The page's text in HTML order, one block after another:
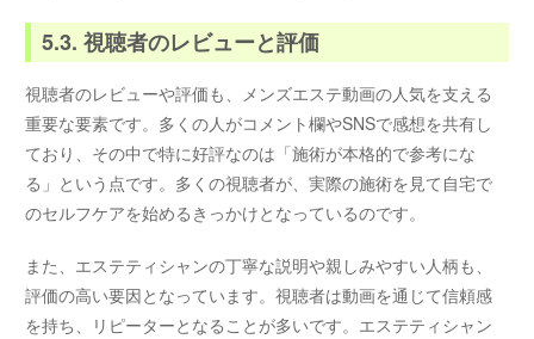
5.3. 視聴者のレビューと評価
視聴者のレビューや評価も、メンズエステ動画の人気を支える
重要な要素です。多くの人がコメント欄やSNSで感想を共有し
ており、その中で特に好評なのは「施術が本格的で参考にな
る」という点です。多くの視聴者が、実際の施術を見て自宅で
のセルフケアを始めるきっかけとなっているのです。
また、エステティシャンの丁寧な説明や親しみやすい人柄も、
評価の高い要因となっています。視聴者は動画を通じて信頼感
を持ち、リピーターとなることが多いです。エステティシャン